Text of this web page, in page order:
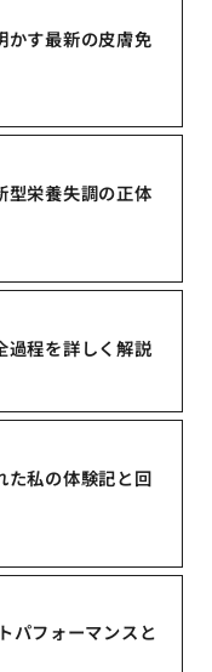
かす最新の皮膚免
型栄養失調の正体
過程を詳しく解説
た私の体験記と回
パフォーマンスと